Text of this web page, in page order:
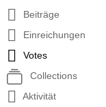
Beiträge
Einreichungen
Votes
Collections
Aktivität